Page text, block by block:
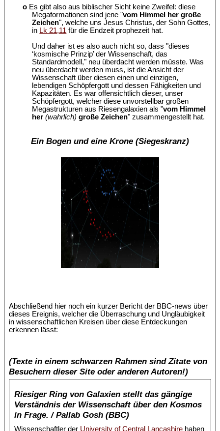
o Es gibt also aus biblischer Sicht keine Zweifel: diese
Megaformationen sind jene "vom Himmel her große
Zeichen", welche uns Jesus Christus, der Sohn Gottes,
in Lk 21,11 für die Endzeit prophezeit hat.
Und daher ist es also auch nicht so, dass "dieses
‘kosmische Prinzip’ der Wissenschaft, das
Standardmodell," neu überdacht werden müsste. Was
neu überdacht werden muss, ist die Ansicht der
Wissenschaft über diesen einen und einzigen,
lebendigen Schöpfergott und dessen Fähigkeiten und
Kapazitäten. Es war offensichtlich dieser, unser
Schöpfergott, welcher diese unvorstellbar großen
Megastrukturen aus Riesengalaxien als "vom Himmel
her(wahrlich) große Zeichen" zusammengestellt hat.
Ein Bogen und eine Krone (Siegeskranz)
Abschließend hier noch ein kurzer Bericht der BBC-news über
dieses Ereignis, welcher die Überraschung und Ungläubigkeit
in wissenschaftlichen Kreisen über diese Entdeckungen
erkennen lässt:
(Texte in einem schwarzen Rahmen sind Zitate von
Besuchern dieser Site oder anderen Autoren!)
Riesiger Ring von Galaxien stellt das gängige
Verständnis der Wissenschaft über den Kosmos
in Frage. / Pallab Gosh (BBC)
Wissenschaftler der University of Central Lancashirehaben